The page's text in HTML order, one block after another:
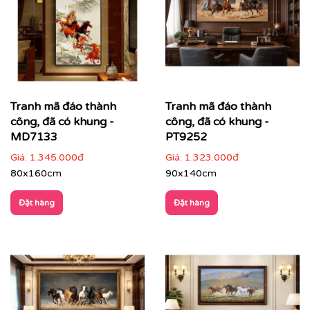
Tranh mã đáo thành
công, đã có khung -
MD7133
Giá: 1.345.000đ
80x160cm
Đặt hàng
Tranh mã đáo thành
công, đã có khung -
PT9252
Giá: 1.323.000đ
90x140cm
Đặt hàng